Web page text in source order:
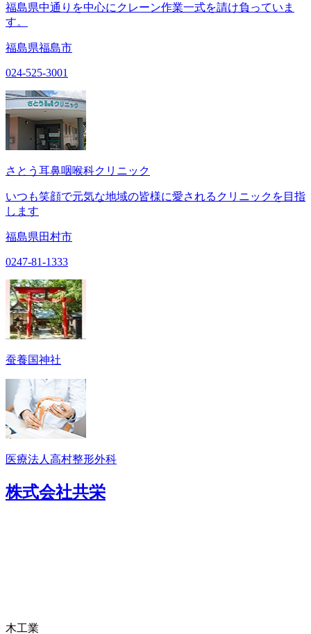
福島県中通りを中心にクレーン作業一式を請け負っていま
す。
福島県福島市
024-525-3001
さとう耳鼻咽喉科クリニック
いつも笑顔で元気な地域の皆様に愛されるクリニックを目指
します
福島県田村市
0247-81-1333
蚕養国神社
医療法人高村整形外科
株式会社共栄
木工業